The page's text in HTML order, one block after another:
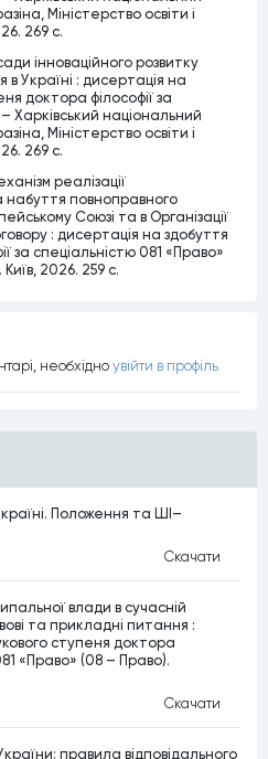
Положення та ШІ–
Скачати
влади в сучасній
та прикладні питання :
ступеня доктора
«Право» (08 – Право).
Скачати
правила відповідального
Міністерство освіти і
269 c.
інноваційного розвитку
в Україні : дисертація на
доктора філософії за
Харківський національний
Міністерство освіти і
269 c.
реалізації
набуття повноправного
Союзі та в Організації
: дисертація на здобуття
за спеціальністю 081 «Право»
2026. 259 с.
необхiдно увiйти в профiль